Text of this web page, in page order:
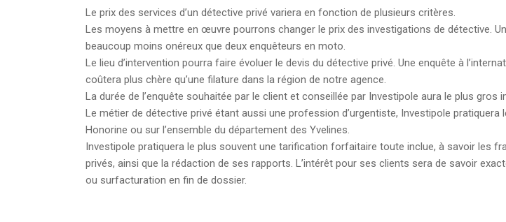
Le prix des services d’un détective privé variera en fonction de plusieurs critères.
Les moyens à mettre en œuvre pourrons changer le prix des investigations de détective.
beaucoup moins onéreux que deux enquêteurs en moto.
Le lieu d’intervention pourra faire évoluer le devis du détective privé. Une enquête à
coûtera plus chère qu’une filature dans la région de notre agence.
La durée de l’enquête souhaitée par le client et conseillée par Investipole aura le plus gros
Le métier de détective privé étant aussi une profession d’urgentiste, Investipole
Honorine ou sur l’ensemble du département des Yvelines.
Investipole pratiquera le plus souvent une tarification forfaitaire toute inclue, à savoir les
privés, ainsi que la rédaction de ses rapports. L’intérêt pour ses clients sera de savoir
ou surfacturation en fin de dossier.